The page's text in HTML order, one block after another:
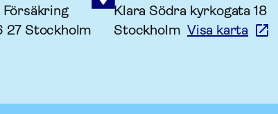
Försäkring
27 Stockholm
Klara Södra kyrkogata 18
StockholmVisa karta